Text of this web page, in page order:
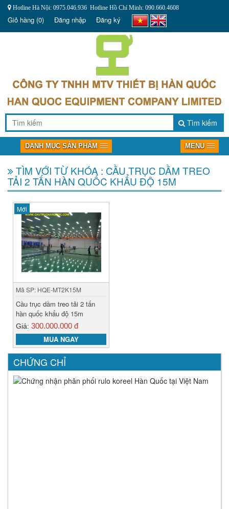
Hotline Hà Nội: 0975.046.936 Hotline Hồ Chí Minh: 090.660.4608
Giỏ hàng (0) Đăng nhập Đăng ký
Tìm kiếm
DANH MỤC SẢN PHẨM MENU
TÌM VỚI TỪ KHÓA : CẦU TRỤC DẦM TREO
TẢI 2 TẤN HÀN QUỐC KHẨU ĐỘ 15M
Mới
Mã SP: HQE-MT2K15M
Cầu trục dầm treo tải 2 tấn
hàn quốc khẩu độ 15m
Giá: 300.000.000 đ
MUA NGAY
CHỨNG CHỈ